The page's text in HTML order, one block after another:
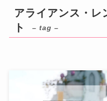
アライアンス・レ
ト
– tag –